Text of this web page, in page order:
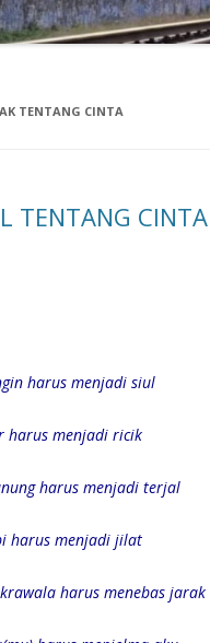
TENTANG CINTA
TENTANG
harus menjadi siul
harus menjadi ricik
harus menjadi terjal
harus menjadi jilat
harus menebas jarak